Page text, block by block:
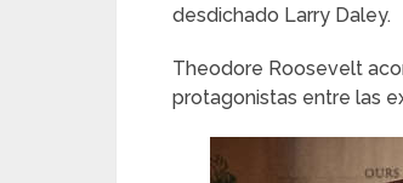
desdichado Larry Daley.
Theodore Roosevelt
protagonistas entre las